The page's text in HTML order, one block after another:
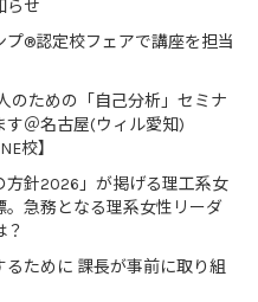
らせ
プ®認定校フェアで講座を担当
のための「自己分析」セミナ
す＠名古屋(ウィル愛知)
校】
方針2026」が掲げる理工系女
。急務となる理系女性リーダ
？
るために 課長が事前に取り組